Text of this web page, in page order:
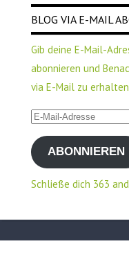
BLOG VIA E-MAIL
Gib deine E-Mail-
abonnieren und
via E-Mail zu
E-
Mail-
AdresseABONNIEREN
Schließe dich 363